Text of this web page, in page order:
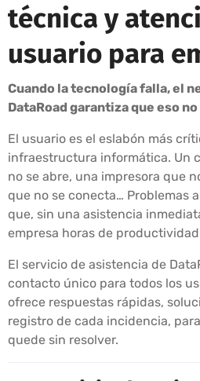
técnica y
usuario para
Cuando la tecnología falla, el
DataRoad garantiza que eso
El usuario es el eslabón más
infraestructura informática. Un
no se abre, una impresora que
que no se conecta… Problemas
que, sin una asistencia
empresa horas de
El servicio de asistencia de
contacto único para todos los
ofrece respuestas rápidas,
registro de cada incidencia,
quede sin resolver.